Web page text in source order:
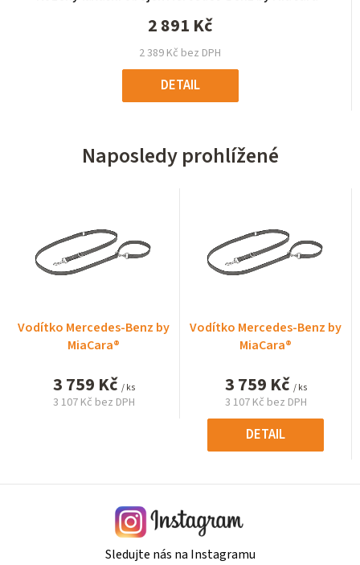
2 389 Kč bez DPH
2 891 Kč
DETAIL
Naposledy prohlížené
Vodítko Mercedes-Benz by
MiaCara®
3 759 Kč / ks
3 107 Kč bez DPH
Vodítko Mercedes-Benz by
MiaCara®
3 759 Kč / ks
3 107 Kč bez DPH
Měrná
cena:
DETAIL
Sledujte nás na Instagramu